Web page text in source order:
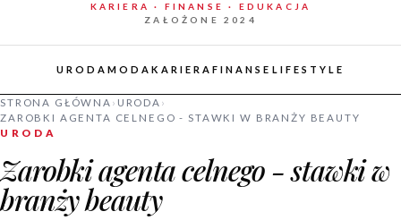
KARIERA · FINANSE · EDUKACJA
ZAŁOŻONE 2024
URODAMODAKARIERA FINANSE LIFESTYLE
STRONA GŁÓWNA › URODA ›
ZAROBKI AGENTA CELNEGO - STAWKI W BRANŻY BEAUTY
URODA
Zarobki agenta celnego - stawki w
branży beauty